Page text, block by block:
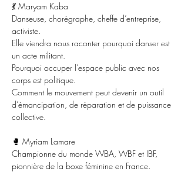
💃 Maryam Kaba
Danseuse, chorégraphe, cheffe d’entreprise,
activiste.
Elle viendra nous raconter pourquoi danser est
un acte militant.
Pourquoi occuper l’espace public avec nos
corps est politique.
Comment le mouvement peut devenir un outil
d’émancipation, de réparation et de puissance
collective.
🥊 Myriam Lamare
Championne du monde WBA, WBF et IBF,
pionnière de la boxe féminine en France.